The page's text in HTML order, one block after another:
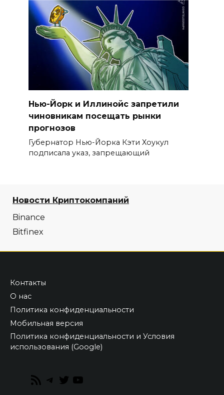
Нью-Йорк и Иллинойс запретили
чиновникам посещать рынки
прогнозов
Губернатор Нью-Йорка Кэти Хоукул
подписала указ, запрещающий
Новости Криптокомпаний
Binance
Bitfinex
Контакты
О нас
Политика конфиденциальности
Мобильная версия
Политика конфиденциальности и Условия
использования (Google)
RSS
Telegram
Twitter